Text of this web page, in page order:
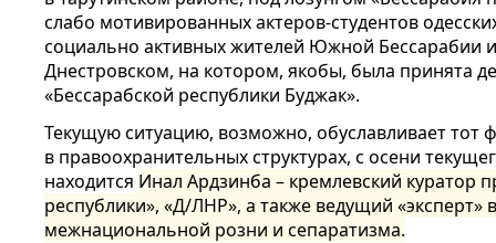
слабо мотивированных актеров-студентов
социально активных жителей Южной Бессарабии и
Днестровском, на котором, якобы, была принята
«Бессарабской республики Буджак».
Текущую ситуацию, возможно, обуславливает тот
в правоохранительных структурах, с осени
находится Инал Ардзинба – кремлевский куратор
республики», «Д/ЛНР», а также ведущий «эксперт»
межнациональной розни и сепаратизма.